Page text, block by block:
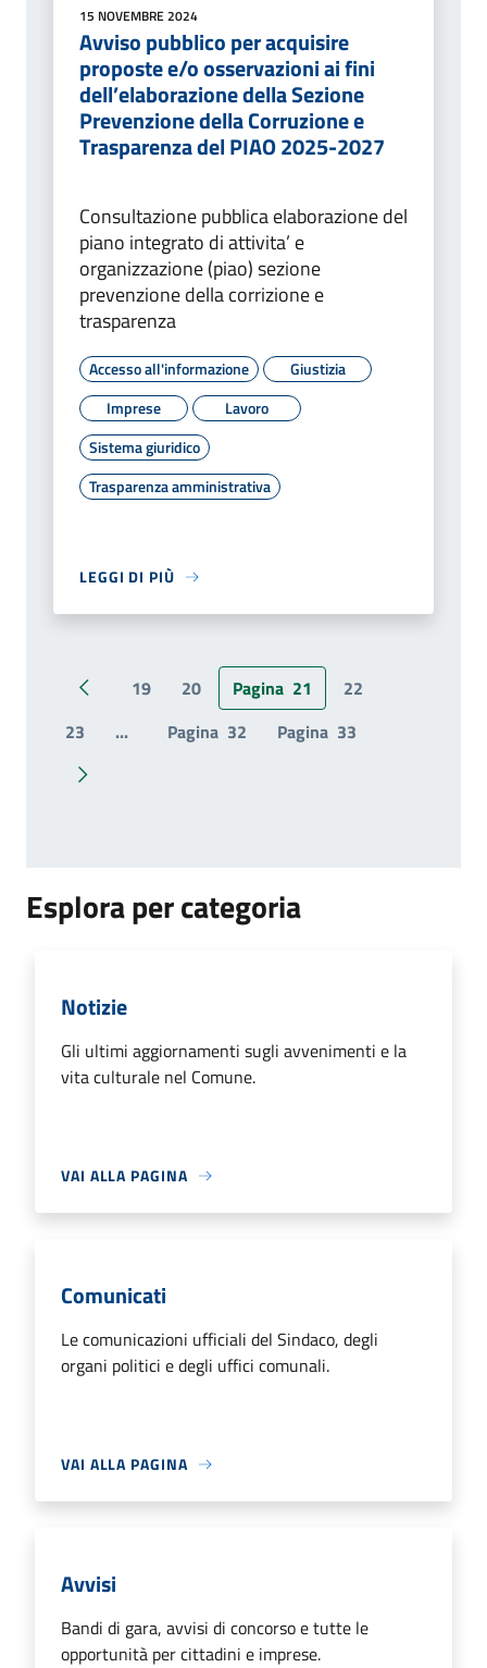
15 NOVEMBRE 2024
Avviso pubblico per acquisire
proposte e/o osservazioni ai fini
dell’elaborazione della Sezione
Prevenzione della Corruzione e
Trasparenza del PIAO 2025-2027
Consultazione pubblica elaborazione del
piano integrato di attivita’ e
organizzazione (piao) sezione
prevenzione della corrizione e
trasparenza
Accesso all'informazione
Giustizia
Imprese
Lavoro
Sistema giuridico
Trasparenza amministrativa
LEGGI DI PIÙ
Pagina precedente
19 20 Pagina 21
22
23
... Pagina 32 Pagina 33
Pagina successiva
Esplora per categoria
Notizie
Gli ultimi aggiornamenti sugli avvenimenti e la
vita culturale nel Comune.
VAI ALLA PAGINA
Comunicati
Le comunicazioni ufficiali del Sindaco, degli
organi politici e degli uffici comunali.
VAI ALLA PAGINA
Avvisi
Bandi di gara, avvisi di concorso e tutte le
opportunità per cittadini e imprese.